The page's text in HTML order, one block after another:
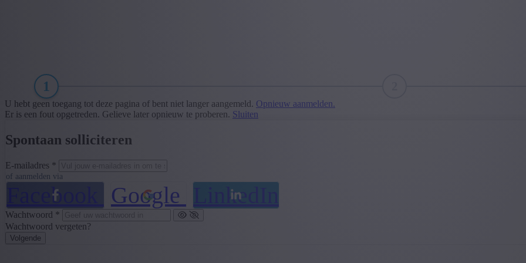
1
U hebt geen toegang tot deze pagina of bent niet langer aangemeld. Opnieuw aanmelden.
Er is een fout opgetreden. Gelieve later opnieuw te proberen. Sluiten
Spontaan solliciteren
E-mailadres *
of aanmelden via
Facebook Google LinkedIn
Wachtwoord *
Wachtwoord vergeten?
Volgende